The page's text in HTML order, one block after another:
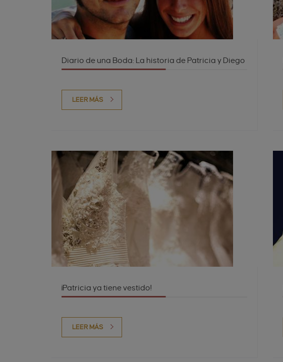
Diario de una Boda: La historia de Patricia y Diego
LEER MÁS
¡Patricia ya tiene vestido!
LEER MÁS